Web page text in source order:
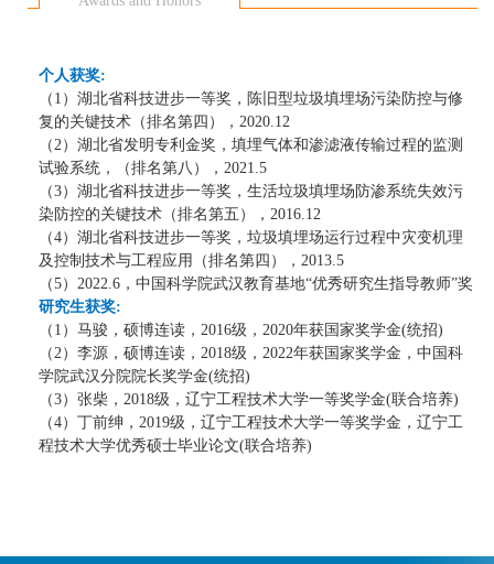
个人获奖:
（ 1 ）湖北省科技进步一等奖，陈旧型垃圾填埋场污染防控与修
复的关键技术（排名第四）， 2020.12
（2）湖北省发明专利金奖，填埋气体和渗滤液传输过程的监测
试验系统，（排名第八）， 2021.5
（3）湖北省科技进步一等奖，生活垃圾填埋场防渗系统失效污
染防控的关键技术（排名第五）， 2016.12
（4）湖北省科技进步一等奖，垃圾填埋场运行过程中灾变机理
及控制技术与工程应用（排名第四）， 2013.5
（5） 2022.6 ，中国科学院武汉教育基地“优秀研究生指导教师”奖
研究生获奖:
（ 1 ）马骏，硕博连读， 2016级， 2020年获国家奖学金(统招)
（2）李源，硕博连读， 2018级， 2022年获国家奖学金，中国科
学院武汉分院院长奖学金(统招)
（3）张柴， 2018级，辽宁工程技术大学一等奖学金(联合培养)
（4）丁前绅， 2019级，辽宁工程技术大学一等奖学金，辽宁工
程技术大学优秀硕士毕业论文(联合培养)